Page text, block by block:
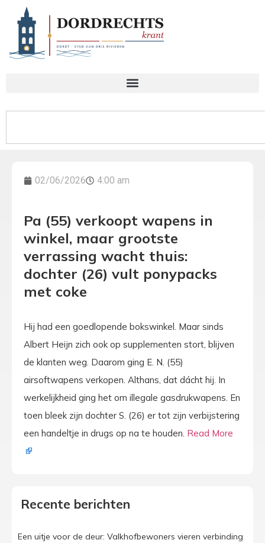
02/06/2026 4:00 am
Pa (55) verkoopt wapens in
winkel, maar grootste
verrassing wacht thuis:
dochter (26) vult ponypacks
met coke
Hij had een goedlopende bokswinkel. Maar sinds
Albert Heijn zich ook op supplementen stort, blijven
de klanten weg. Daarom ging E. N. (55)
airsoftwapens verkopen. Althans, dat dácht hij. In
werkelijkheid ging het om illegale gasdrukwapens. En
toen bleek zijn dochter S. (26) er tot zijn verbijstering
een handeltje in drugs op na te houden. Read More
Recente berichten
Een uitje voor de deur: Valkhofbewoners vieren verbinding